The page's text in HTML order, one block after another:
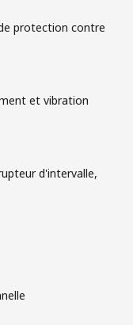
protection contre
et vibration
d'intervalle,